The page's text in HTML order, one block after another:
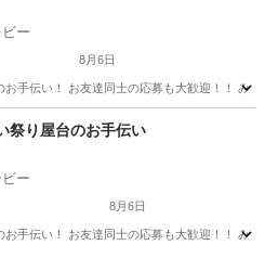
ー
8月6日
飲食 夏祭り
祭り屋台のお手伝い
ー
8月6日